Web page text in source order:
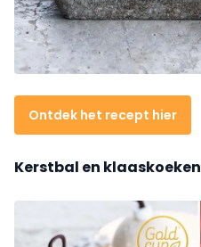
Ontdek het recept hier
Kerstbal en klaaskoeken